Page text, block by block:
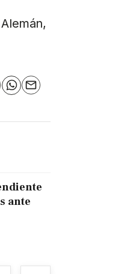
WhatsApp
Email
ante